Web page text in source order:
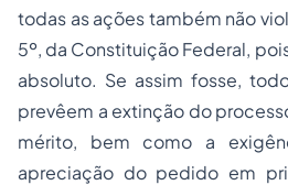
todas as ações também não
5º, da Constituição Federal,
absoluto. Se assim fosse,
prevêem a extinção do
mérito, bem como a
apreciação do pedido em